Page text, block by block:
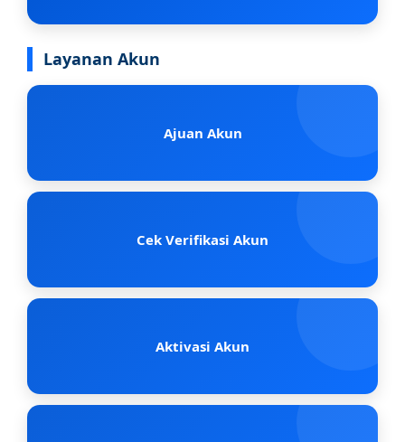
Layanan Akun
Ajuan Akun
Cek Verifikasi Akun
Aktivasi Akun